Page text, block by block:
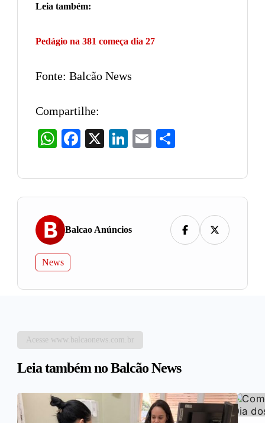
Leia também:
Pedágio na 381 começa dia 27
Fonte: Balcão News
Compartilhe:
WhatsAppFacebook LinkedIn
Email
Balcao Anúncios
News
Acesse www.balcaonews.com.br
Leia também no Balcão News